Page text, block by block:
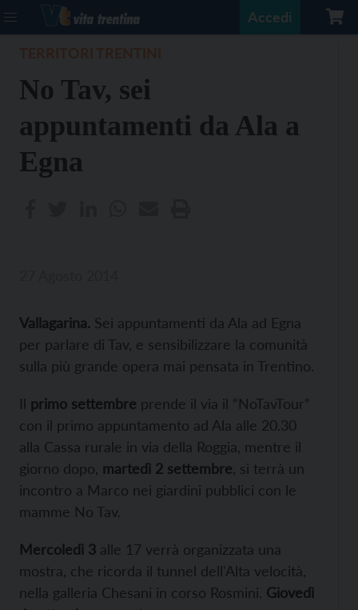
Accedi
No Tav, sei
appuntamenti da Ala a
Egna
Vallagarina. Sei appuntamenti da Ala ad Egna
per parlare di Tav, e sensibilizzare la comunità
sulla più grande opera mai pensata in Trentino.
Il primo settembre prende il via il “NoTavTour”
con il primo appuntamento ad Ala alle 20.30
alla Cassa rurale in via della Roggia, mentre il
giorno dopo, martedì 2 settembre , si terrà un
incontro a Marco nei giardini pubblici con le
mamme No Tav.
Mercoledì 3 alle 17 verrà organizzata una
mostra, che ricorda il tunnel dell'Alta velocità,
nella galleria Chesani in corso Rosmini. Giovedì